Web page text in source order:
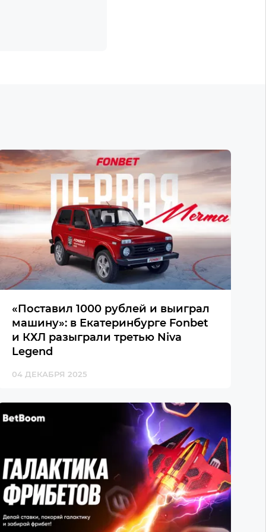
«Поставил 1000 рублей и выиграл
машину»: в Екатеринбурге Fonbet
и КХЛ разыграли третью Niva
Legend
04 ДЕКАБРЯ 2025